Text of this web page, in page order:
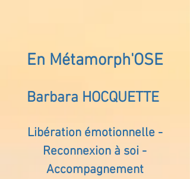
En Métamorph'OSE
Barbara HOCQUETTE
Libération émotionnelle -
Reconnexion à soi -
Accompagnement